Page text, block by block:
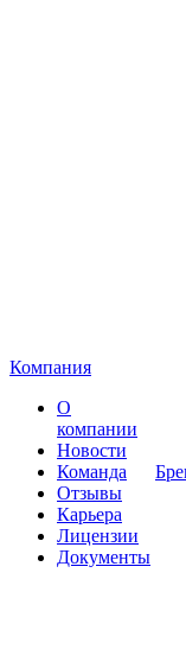
Компания
О
компании
Новости
Команда
Отзывы
Карьера
Лицензии
Документы